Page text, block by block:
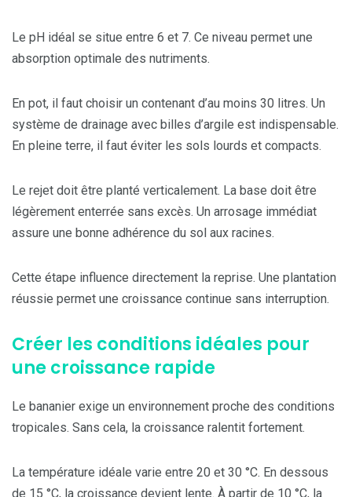
Le pH idéal se situe entre 6 et 7. Ce niveau permet une
absorption optimale des nutriments.
En pot, il faut choisir un contenant d’au moins 30 litres. Un
système de drainage avec billes d’argile est indispensable.
En pleine terre, il faut éviter les sols lourds et compacts.
Le rejet doit être planté verticalement. La base doit être
légèrement enterrée sans excès. Un arrosage immédiat
assure une bonne adhérence du sol aux racines.
Cette étape influence directement la reprise. Une plantation
réussie permet une croissance continue sans interruption.
Créer les conditions idéales pour
une croissance rapide
Le bananier exige un environnement proche des conditions
tropicales. Sans cela, la croissance ralentit fortement.
La température idéale varie entre 20 et 30 °C. En dessous
de 15 °C, la croissance devient lente. À partir de 10 °C, la